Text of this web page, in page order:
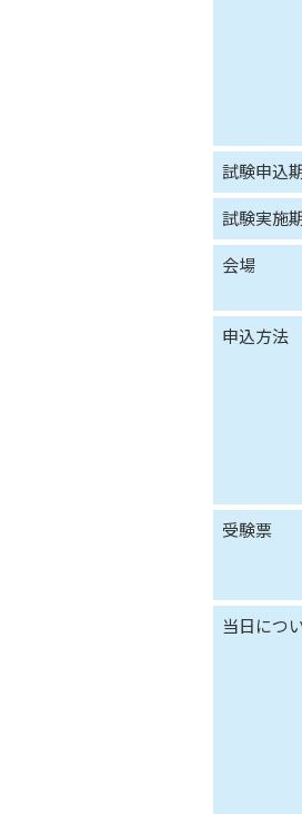
試験申込
試験実施
会場
申込方法
受験票
当日につ